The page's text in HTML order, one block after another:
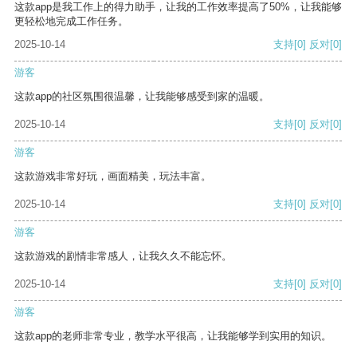
这款app是我工作上的得力助手，让我的工作效率提高了50%，让我能够
更轻松地完成工作任务。
2025-10-14
支持[0] 反对[0]
游客
这款app的社区氛围很温馨，让我能够感受到家的温暖。
2025-10-14 支持[0] 反对[0]
游客
这款游戏非常好玩，画面精美，玩法丰富。
2025-10-14 支持[0] 反对[0]
游客
这款游戏的剧情非常感人，让我久久不能忘怀。
2025-10-14 支持[0] 反对[0]
游客
这款app的老师非常专业，教学水平很高，让我能够学到实用的知识。